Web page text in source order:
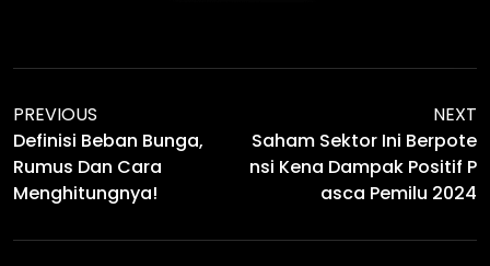
PREVIOUS
Definisi Beban Bunga,
Rumus Dan Cara
Menghitungnya!
NEXT
Saham Sektor Ini Berpote
Nsi Kena Dampak Positif P
Asca Pemilu 2024